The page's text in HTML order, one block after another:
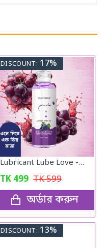
DISCOUNT: 17%
Lubricant Lube Love -Blueberry Gel
TK 499 TK599
অর্ডার করুন
DISCOUNT: 13%